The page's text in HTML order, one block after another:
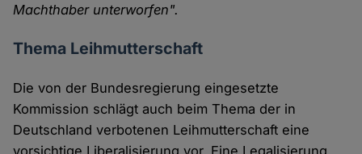
Machthaber unterworfen".
Thema Leihmutterschaft
Die von der Bundesregierung eingesetzte
Kommission schlägt auch beim Thema der in
Deutschland verbotenen Leihmutterschaft eine